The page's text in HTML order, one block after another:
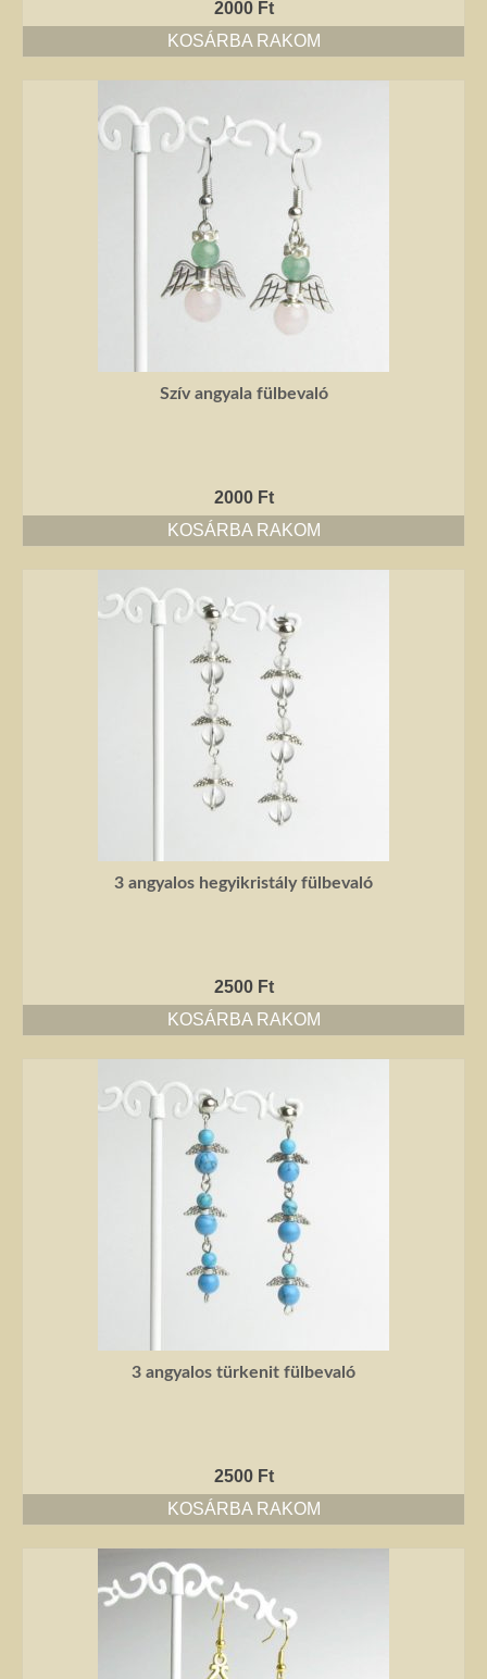
részben én készítettem. Úgy vélem, helyük van a Harmónia Ékszerek
világában, mivel ezek is az egyéniség szépségét emelik ki. Nagy gonddal
válogattam ki azokat az ékszereket, amelyek megfelelnek ennek a magas
minőségi és esztétikai követelménynek. Ezeket az ékszereket azoknak
ajánlom, akik nem ragaszkodnak az ásványokhoz, féldrágakövekhez, illetve
kristályokhoz, de rajonganak az egyéni ötletekért, és valami különlegesre
vágynak. Kiváló ajándék lehet belőlük születésnapra, névnapra, karácsonyra.
Garantáltan örömöt szerezhet velük szeretteinek.
Rendelésre készült egyedi ékszer
Csillagjegyes babalánc rendelésre
Jó tanácsok babalánchoz
Virág ékszer
A szobai növények, kaktuszok a lakás díszei, de sajnos nem vagy csak ritkán
virágoznak.Biztosan Ön is szép kaspóba vagy díszes tartóba teszi őket, de
ennél többet is tehet értük. A kézműves Virág ékszerekkel színesebbé és
egyedibbé varázsolhatja virágait. Ezeket a díszeket ásvány, féldrágakő,
kristály felhasználásával, dróthajlításos technikával készítettem, és
garantáltan nincs két egyforma közöttük. Ha cserepes növényt ajándékoz
ismerősének, személyesebbé teheti Virág ékszerrel.
2000 Ft
KOSÁRBA RAKOM
Szív angyala fülbevaló
2000 Ft
KOSÁRBA RAKOM
3 angyalos hegyikristály fülbevaló
2500 Ft
KOSÁRBA RAKOM
3 angyalos türkenit fülbevaló
2500 Ft
KOSÁRBA RAKOM